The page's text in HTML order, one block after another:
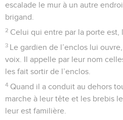
escalade le mur à un autre
brigand.
2 Celui qui entre par la porte est,
3 Le gardien de l’enclos lui
voix. Il appelle par leur nom
les fait sortir de l’enclos.
4 Quand il a conduit au dehors
marche à leur tête et les brebis
leur est familière.